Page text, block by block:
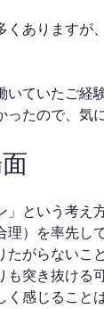
くあります
いていたご経
たので、気
」という考
）を率先し
がらないこ
突き抜ける
感じること